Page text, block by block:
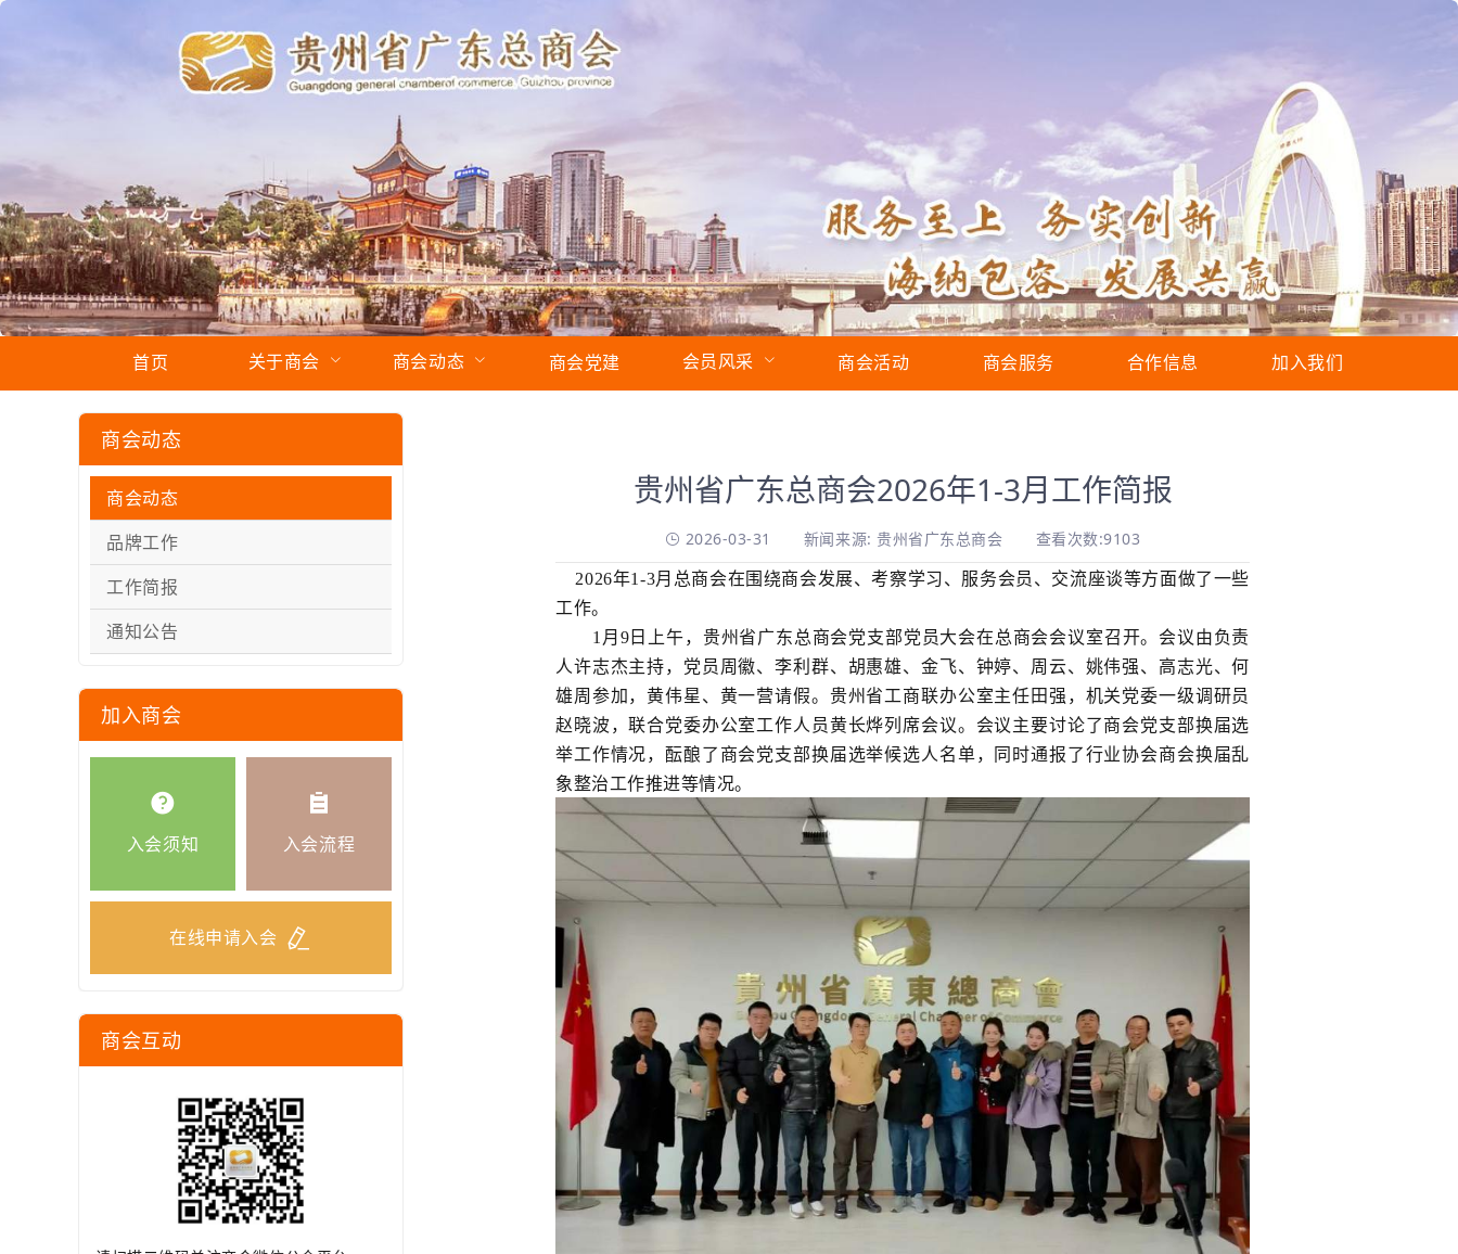
首页 关于商会 商会动态 商会党建 会员风采 商会活动 商会服务 合作信息 加入我们
商会动态
商会动态
品牌工作
工作简报
通知公告
加入商会
入会须知 入会流程
在线申请入会
商会互动
贵州省广东总商会2026年1-3月工作简报
2026-03-31 新闻来源: 贵州省广东总商会 查看次数:9103
2026年1-3月总商会在围绕商会发展、考察学习、服务会员、交流座谈等方面做了一些
工作。
1 月9日上午，贵州省广东总商会党支部党员大会在总商会会议室召开。会议由负责
人许志杰主持，党员周徽、李利群、胡惠雄、金飞、钟婷、周云、姚伟强、高志光、何
雄周参加，黄伟星、黄一营请假。贵州省工商联办公室主任田强，机关党委一级调研员
赵晓波，联合党委办公室工作人员黄长烨列席会议。会议主要讨论了商会党支部换届选
举工作情况，酝酿了商会党支部换届选举候选人名单，同时通报了行业协会商会换届乱
象整治工作推进等情况。